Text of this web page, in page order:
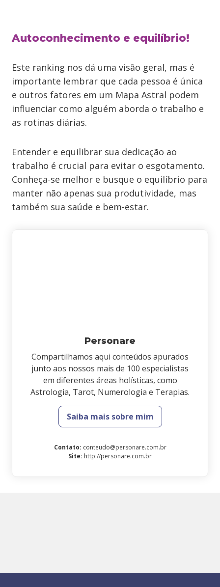
Autoconhecimento e equilíbrio!
Este ranking nos dá uma visão geral, mas é
importante lembrar que cada pessoa é única
e outros fatores em um Mapa Astral podem
influenciar como alguém aborda o trabalho e
as rotinas diárias.
Entender e equilibrar sua dedicação ao
trabalho é crucial para evitar o esgotamento.
Conheça-se melhor e busque o equilíbrio para
manter não apenas sua produtividade, mas
também sua saúde e bem-estar.
Personare
Compartilhamos aqui conteúdos apurados
junto aos nossos mais de 100 especialistas
em diferentes áreas holísticas, como
Astrologia, Tarot, Numerologia e Terapias.
Saiba mais sobre mim
Contato: conteudo@personare.com.br
Site: http://personare.com.br